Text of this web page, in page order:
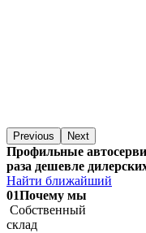
Previous Next
Профильные
раза дешевле
Найти ближайший
01Почему мы
Собственный
склад